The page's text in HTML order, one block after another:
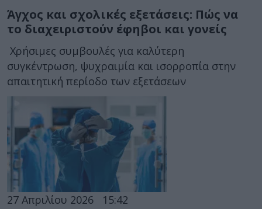
Άγχος και σχολικές εξετάσεις: Πώς να
το διαχειριστούν έφηβοι και γονείς
Χρήσιμες συμβουλές για καλύτερη
συγκέντρωση, ψυχραιμία και ισορροπία στην
απαιτητική περίοδο των εξετάσεων
27 Απριλίου 2026 15:42